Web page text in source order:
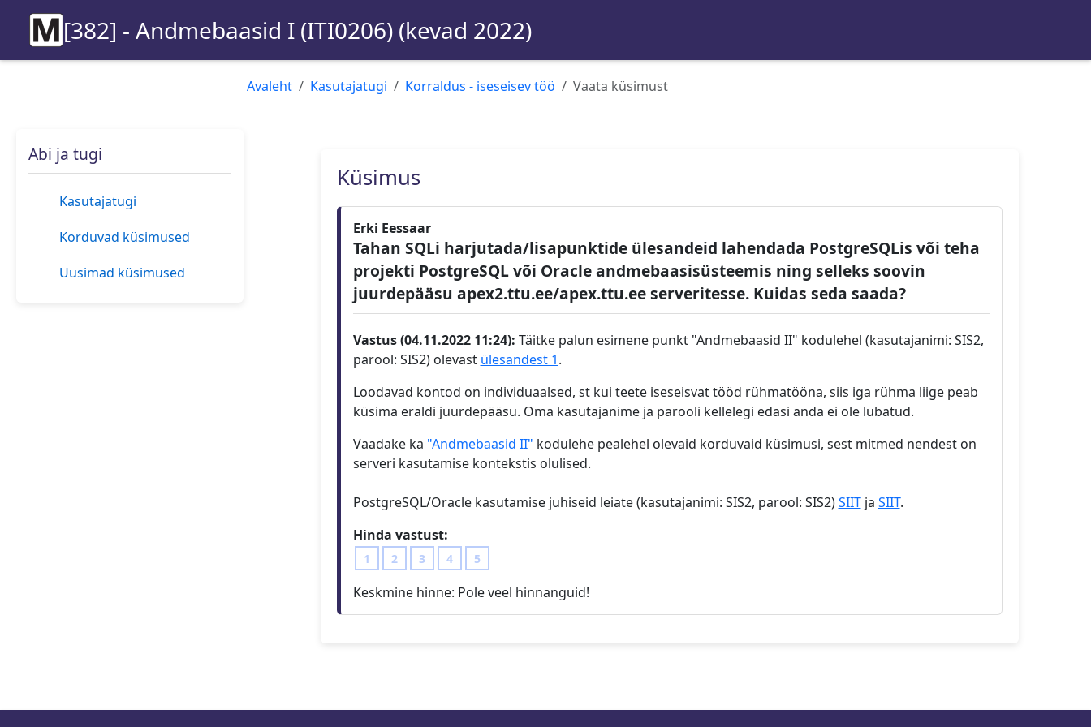
[382] - Andmebaasid I (ITI0206) (kevad 2022)
Avaleht Kasutajatugi Korraldus - iseseisev töö Vaata küsimust
Abi ja tugi
Kasutajatugi
Korduvad küsimused
Uusimad küsimused
Küsimus
Erki Eessaar
Tahan SQLi harjutada/lisapunktide ülesandeid lahendada PostgreSQLis või teha
projekti PostgreSQL või Oracle andmebaasisüsteemis ning selleks soovin
juurdepääsu apex2.ttu.ee/apex.ttu.ee serveritesse. Kuidas seda saada?
Vastus (04.11.2022 11:24): Täitke palun esimene punkt "Andmebaasid II" kodulehel (kasutajanimi: SIS2,
parool: SIS2) olevast ülesandest 1.
Loodavad kontod on individuaalsed, st kui teete iseseisvat tööd rühmatööna, siis iga rühma liige peab
küsima eraldi juurdepääsu. Oma kasutajanime ja parooli kellelegi edasi anda ei ole lubatud.
Vaadake ka "Andmebaasid II" kodulehe pealehel olevaid korduvaid küsimusi, sest mitmed nendest on
serveri kasutamise kontekstis olulised.
PostgreSQL/Oracle kasutamise juhiseid leiate (kasutajanimi: SIS2, parool: SIS2)SIITja SIIT.
Hinda vastust:
1 2 3 4 5
Keskmine hinne: Pole veel hinnanguid!